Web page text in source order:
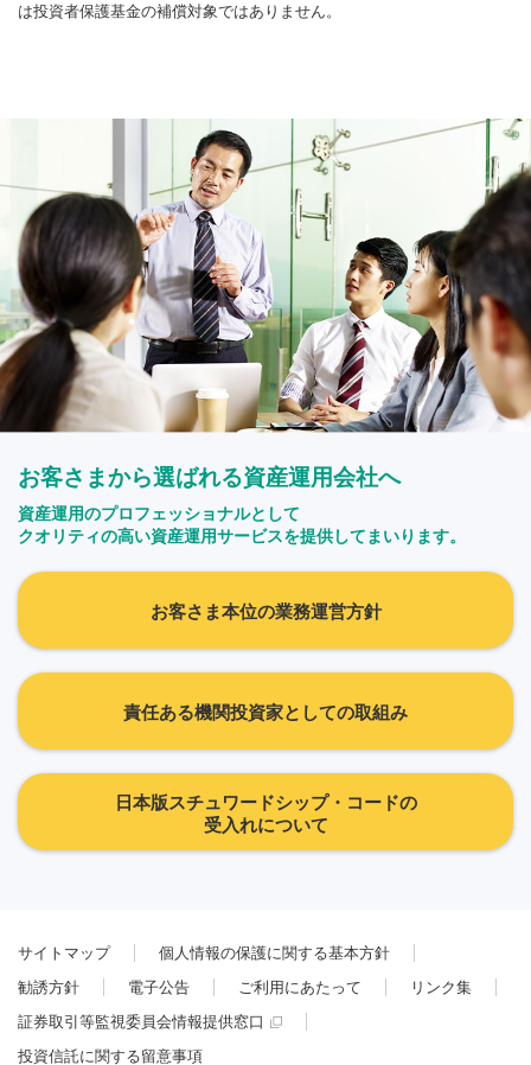
は投資者保護基金の補償対象ではありません。
お客さまから選ばれる資産運用会社へ
資産運用のプロフェッショナルとして
クオリティの高い資産運用サービスを提供してまいります。
お客さま本位の業務運営方針
責任ある機関投資家としての取組み
日本版スチュワードシップ・コードの
受入れについて
サイトマップ
個人情報の保護に関する基本方針
勧誘方針
電子公告 ご利用にあたって
リンク集
証券取引等監視委員会情報提供窓口
投資信託に関する留意事項